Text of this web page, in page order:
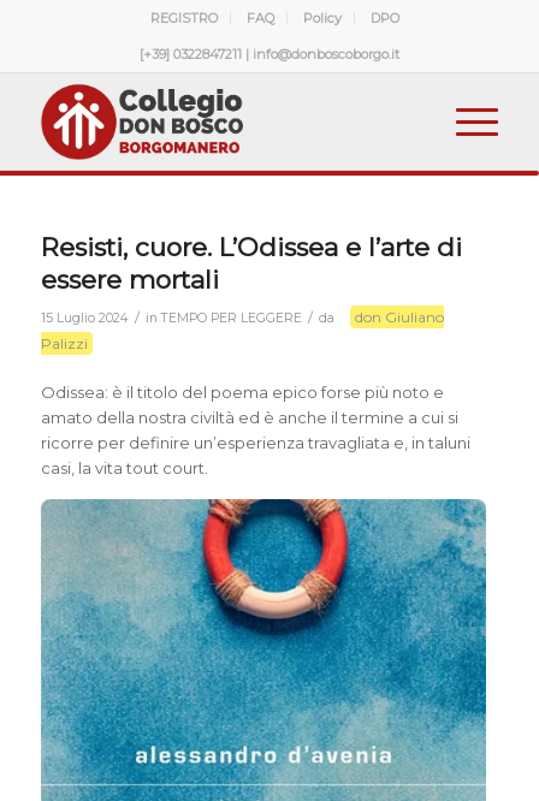
REGISTRO FAQ Policy DPO
[+39] 0322847211 | info@donboscoborgo.it
Resisti, cuore. L’Odissea e l’arte di
essere mortali
15 Luglio 2024 / inTEMPO PER LEGGERE / da
don Giuliano
Palizzi
Odissea: è il titolo del poema epico forse più noto e
amato della nostra civiltà ed è anche il termine a cui si
ricorre per definire un’esperienza travagliata e, in taluni
casi, la vita tout court.